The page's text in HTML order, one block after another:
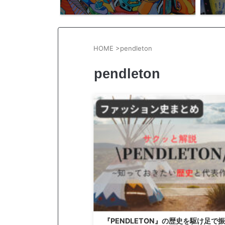
HOME >pendleton
pendleton
『PENDLETON』の歴史を駆け足で